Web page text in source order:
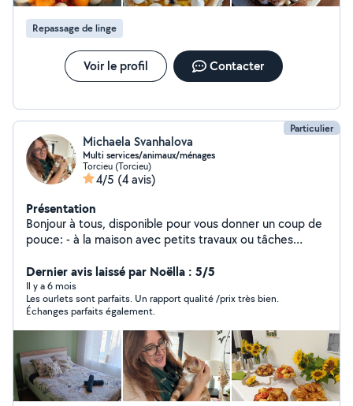
Repassage de linge
Voir le profil Contacter
Particulier
Michaela Svanhalova
Multi services/animaux/ménages
Torcieu (Torcieu)
4/5 (4 avis)
Présentation
Bonjour à tous, disponible pour vous donner un coup de
pouce: - à la maison avec petits travaux ou tâches
de votre domicile/plantes a arroser en cas d'absence -
avec vos animaux lors de vos absences (moi même
propriétaire d'un chat,chien et poules) - sur des
retouches des rideaux ou vêtements - remorque à
disposition - les tâches administratives - expérience
dans la restauration et événementiel J'apprécie aussi la
compagnie des personnes âgées, j'étais AD dans le
passé. De nature joyeuse et contentieuse dans le
travail. N'hésitez pas de me contacter pour discuter de
Dernier avis laissé par Noëlla : 5/5
Il y a 6 mois
Les ourlets sont parfaits. Un rapport qualité /prix très bien.
Échanges parfaits également.